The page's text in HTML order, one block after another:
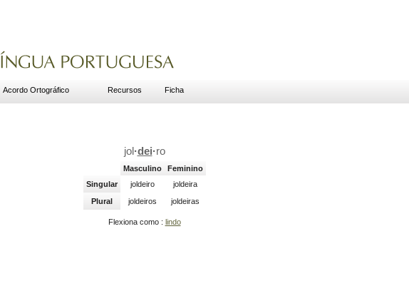
Acordo Ortográfico Recursos Ficha
jol ·dei·ro
Masculino
Feminino
Singular
joldeiro
joldeira
Plural
joldeiros joldeiras
Flexiona como : lindo